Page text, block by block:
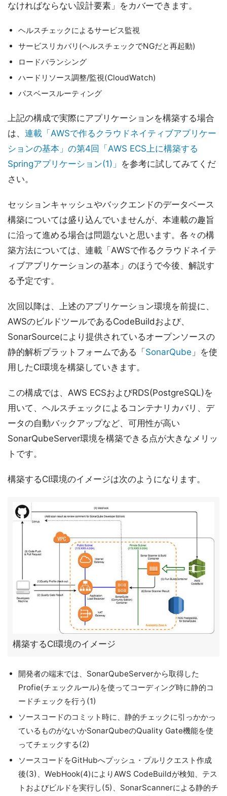
なければならない設計要素」をカバーできます。
ヘルスチェックによるサービス監視
サービスリカバリ(ヘルスチェックでNGだと再起動)
ロードバランシング
ハードリソース調整/監視(CloudWatch)
パスベースルーティング
上記の構成で実際にアプリケーションを構築する場合
は、 連載「AWSで作るクラウドネイティブアプリケー
ションの基本」の第4回「AWS ECS上に構築する
Springアプリケーション(1)」 を参考に試してみてくだ
さい。
セッションキャッシュやバックエンドのデータベース
構築については盛り込んでいませんが、本連載の趣旨
に沿って進める場合は問題ないと思います。各々の構
築方法については、連載「AWSで作るクラウドネイテ
ィブアプリケーションの基本」のほうで今後、解説す
る予定です。
次回以降は、上述のアプリケーション環境を前提に、
AWSのビルドツールであるCodeBuildおよび、
SonarSourceにより提供されているオープンソースの
静的解析プラットフォームである「 SonarQube 」を使
用したCI環境を構築していきます。
この構成では、AWS ECSおよびRDS(PostgreSQL)を
用いて、ヘルスチェックによるコンテナリカバリ、デ
ータの自動バックアップなど、可用性が高い
SonarQubeServer環境を構築できる点が大きなメリッ
トです。
構築するCI環境のイメージは次のようになります。
構築するCI環境のイメージ
開発者の端末では、SonarQubeServerから取得した
Profie(チェックルール)を使ってコーディング時に静的コ
ードチェックを行う(1)
ソースコードのコミット時に、静的チェックに引っかかっ
ているものがないかSonarQubeのQuality Gate機能を使
ってチェックする(2)
ソースコードをGitHubへプッシュ・プルリクエスト作成
後(3)、WebHook(4)によりAWS CodeBuildが検知、テス
トおよびビルドを実行し(5)、SonarScannerによる静的チ